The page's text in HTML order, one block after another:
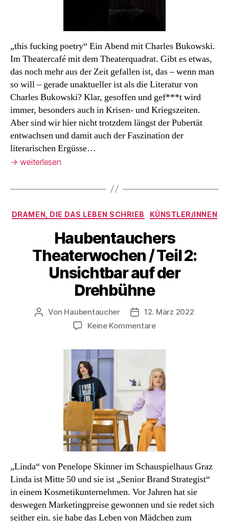
„this fucking poetry“ Ein Abend mit Charles Bukowski.
Im Theatercafé mit dem Theaterquadrat. Gibt es etwas,
das noch mehr aus der Zeit gefallen ist, das – wenn man
so will – gerade unaktueller ist als die Literatur von
Charles Bukowski? Klar, gesoffen und gef***t wird
immer, besonders auch in Krisen- und Kriegszeiten.
Aber sind wir hier nicht trotzdem längst der Pubertät
entwachsen und damit auch der Faszination der
literarischen Ergüsse…
→ weiterlesen
Kategorien
DRAMEN, DIE DAS LEBEN SCHRIEB KÜNSTLER/INNEN
Haubentauchers
Theaterwochen / Teil 2:
Unsichtbar auf der
Drehbühne
Beitragsautor
Von Haubentaucher Veröffentlichungsdatum
12. März 2022
Keine Kommentarezu
Theaterwochen
Teil
2:
Unsichtbar
auf
der
Drehbühne
„Linda“ von Penelope Skinner im Schauspielhaus Graz
Linda ist Mitte 50 und sie ist „Senior Brand Strategist“
in einem Kosmetikunternehmen. Vor Jahren hat sie
deswegen Marketingpreise gewonnen und sie redet sich
seither ein, sie habe das Leben von Mädchen zum